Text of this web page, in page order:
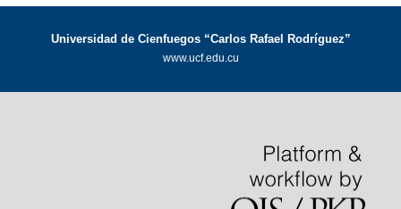
Universidad de Cienfuegos “Carlos Rafael Rodríguez”
www.ucf.edu.cu